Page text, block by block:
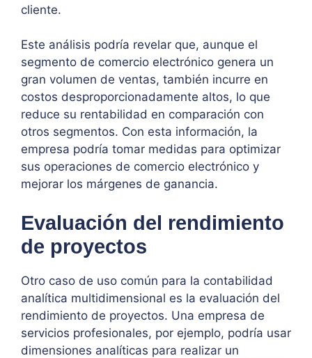
cliente.
Este análisis podría revelar que, aunque el
segmento de comercio electrónico genera un
gran volumen de ventas, también incurre en
costos desproporcionadamente altos, lo que
reduce su rentabilidad en comparación con
otros segmentos. Con esta información, la
empresa podría tomar medidas para optimizar
sus operaciones de comercio electrónico y
mejorar los márgenes de ganancia.
Evaluación del rendimiento
de proyectos
Otro caso de uso común para la contabilidad
analítica multidimensional es la evaluación del
rendimiento de proyectos. Una empresa de
servicios profesionales, por ejemplo, podría usar
dimensiones analíticas para realizar un